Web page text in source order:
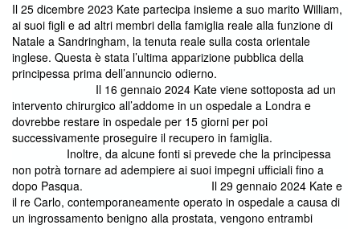
Il 25 dicembre 2023 Kate partecipa insieme a suo marito William,
ai suoi figli e ad altri membri della famiglia reale alla funzione di
Natale a Sandringham, la tenuta reale sulla costa orientale
inglese. Questa è stata l’ultima apparizione pubblica della
principessa prima dell’annuncio odierno.
Il 16 gennaio 2024 Kate viene sottoposta ad un
intervento chirurgico all’addome in un ospedale a Londra e
dovrebbe restare in ospedale per 15 giorni per poi
successivamente proseguire il recupero in famiglia.
Inoltre, da alcune fonti si prevede che la principessa
non potrà tornare ad adempiere ai suoi impegni ufficiali fino a
dopo Pasqua. Il 29 gennaio 2024 Kate e
il re Carlo, contemporaneamente operato in ospedale a causa di
un ingrossamento benigno alla prostata, vengono entrambi